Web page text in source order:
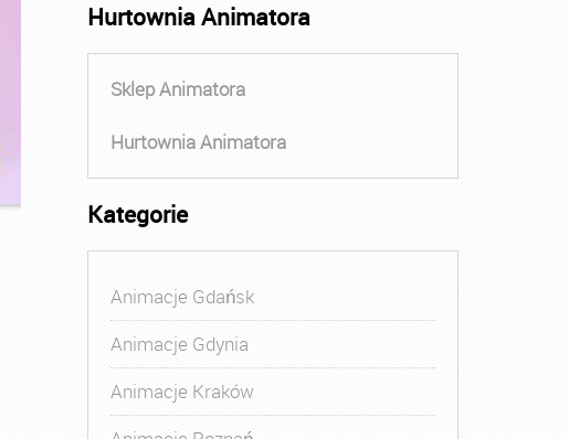
Hurtownia Animatora
Sklep Animatora
Hurtownia Animatora
Kategorie
Animacje Gdańsk
Animacje Gdynia
Animacje Kraków